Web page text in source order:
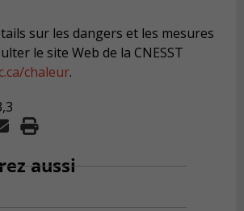
sur les dangers et les mesures
le site Web de la CNESST
chaleur.
aussi